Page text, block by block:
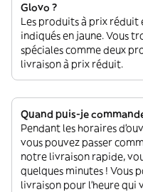
Glovo ?
Les produits à prix réduit
indiqués en jaune. Vous
spéciales comme deux
livraison à prix réduit.
Quand puis-je
Pendant les horaires
vous pouvez passer
notre livraison rapide,
quelques minutes ! Vous
livraison pour l'heure qui